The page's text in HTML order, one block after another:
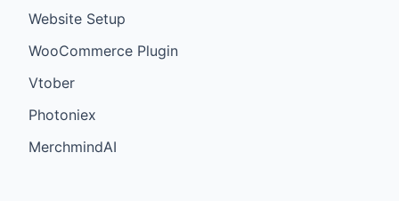
Website Setup
WooCommerce Plugin
Vtober
Photoniex
MerchmindAI